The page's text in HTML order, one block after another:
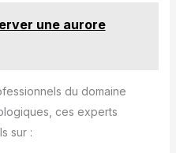
une aurore
du domaine
ces experts
sur :